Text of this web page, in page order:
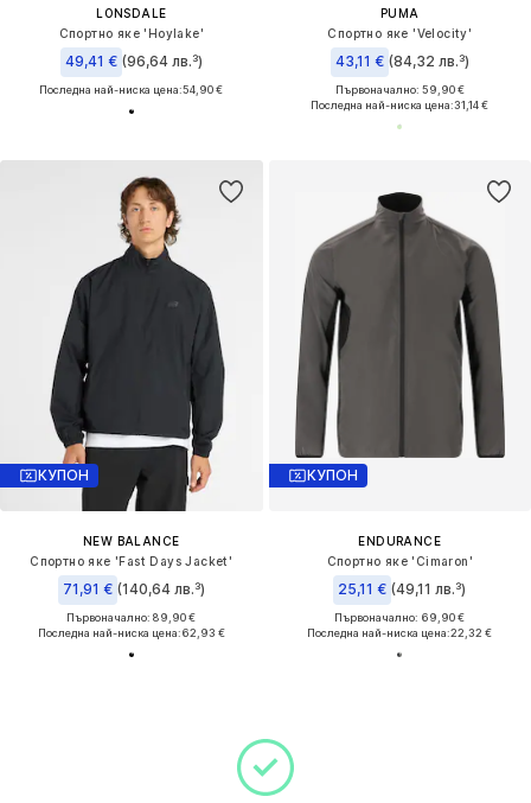
LONSDALE
Спортно яке 'Hoylake'
49,41 € (96,64 лв.³)
Последна най-ниска цена:54,90 €
PUMA
Спортно яке 'Velocity'
43,11 € (84,32 лв.³)
Първоначално: 59,90 €
Последна най-ниска цена:31,14 €
КУПОН
NEW BALANCE
Спортно яке 'Fast Days Jacket'
71,91 € (140,64 лв.³)
Първоначално: 89,90 €
Последна най-ниска цена:62,93 €
КУПОН
ENDURANCE
Спортно яке 'Cimaron'
25,11 € (49,11 лв.³)
Първоначално: 69,90 €
Последна най-ниска цена:22,32 €